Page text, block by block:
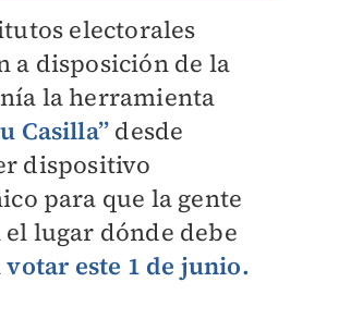
electorales
a disposición de la
la herramienta
Casilla” desde
dispositivo
para que la gente
el lugar dónde debe
votar este 1 de junio.